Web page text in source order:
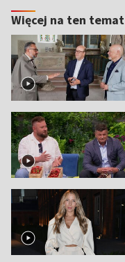
Więcej na ten temat